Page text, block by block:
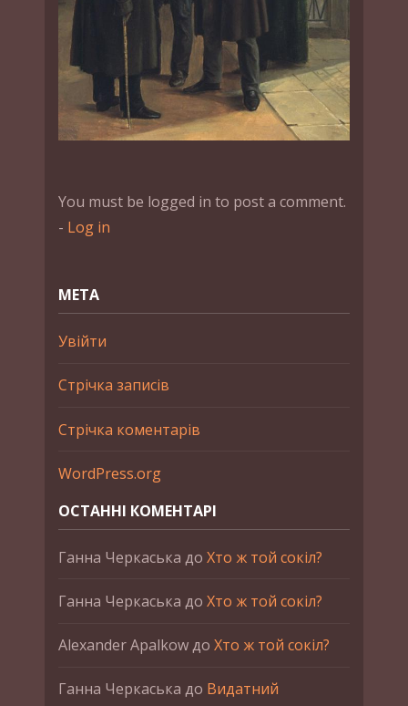
You must be logged in to post a comment.
- Log in
МЕТА
Увійти
Стрічка записів
Стрічка коментарів
WordPress.org
ОСТАННІ КОМЕНТАРІ
Ганна Черкаська до Хто ж той сокіл?
Ганна Черкаська до Хто ж той сокіл?
Alexander Apalkowдо Хто ж той сокіл?
Ганна Черкаська до Видатний